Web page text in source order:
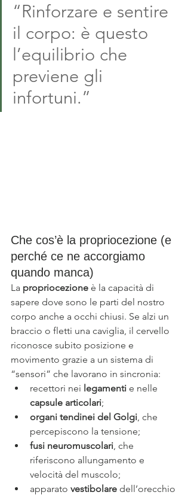
“Rinforzare e sentire
il corpo: è questo
l’equilibrio che
previene gli
infortuni.”
Che cos’è la propriocezione (e
perché ce ne accorgiamo
quando manca)
La propriocezione è la capacità di
sapere dove sono le parti del nostro
corpo anche a occhi chiusi. Se alzi un
braccio o fletti una caviglia, il cervello
riconosce subito posizione e
movimento grazie a un sistema di
“sensori” che lavorano in sincronia:
recettori nei legamenti e nelle
capsule articolari;
organi tendinei del Golgi , che
percepiscono la tensione;
fusi neuromuscolari , che
riferiscono allungamento e
velocità del muscolo;
apparato vestibolare dell’orecchio